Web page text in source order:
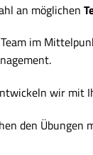
an möglichen
im
wir mit
den Übungen